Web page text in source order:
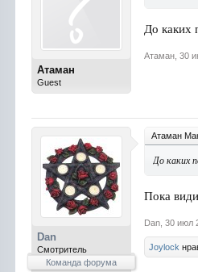
Атаман
Guest
До каких
Атаман 30
Dan
Смотритель
Команда форума
Атаман
До каких
Пока
Dan 30 июл
Joylock